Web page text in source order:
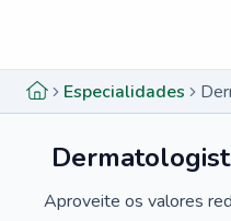
Especialidades
Aproveite os valores